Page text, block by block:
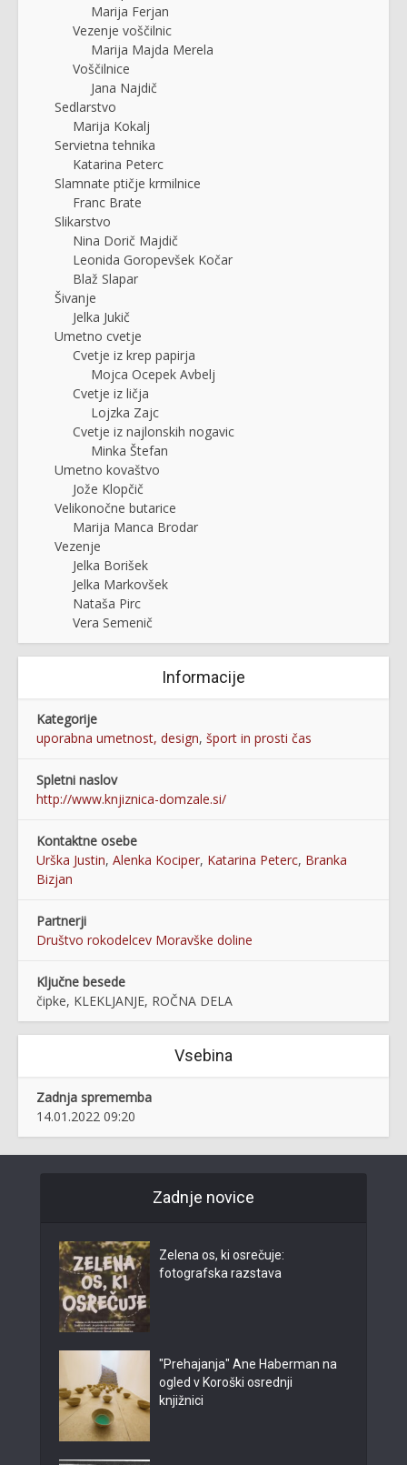
Marija Ferjan
Vezenje voščilnic
Marija Majda Merela
Voščilnice
Jana Najdič
Sedlarstvo
Marija Kokalj
Servietna tehnika
Katarina Peterc
Slamnate ptičje krmilnice
Franc Brate
Slikarstvo
Nina Dorič Majdič
Leonida Goropevšek Kočar
Blaž Slapar
Šivanje
Jelka Jukič
Umetno cvetje
Cvetje iz krep papirja
Mojca Ocepek Avbelj
Cvetje iz ličja
Lojzka Zajc
Cvetje iz najlonskih nogavic
Minka Štefan
Umetno kovaštvo
Jože Klopčič
Velikonočne butarice
Marija Manca Brodar
Vezenje
Jelka Borišek
Jelka Markovšek
Nataša Pirc
Vera Semenič
Informacije
Kategorije
uporabna umetnost, design, šport in prosti čas
Spletni naslov
http://www.knjiznica-domzale.si/
Kontaktne osebe
Urška Justin, Alenka Kociper, Katarina Peterc, Branka
Bizjan
Partnerji
Društvo rokodelcev Moravške doline
Ključne besede
čipke, KLEKLJANJE, ROČNA DELA
Vsebina
Zadnja sprememba
14.01.2022 09:20
Zadnje novice
Zelena os, ki osrečuje:
fotografska razstava
"Prehajanja" Ane Haberman na
ogled v Koroški osrednji
knjižnici